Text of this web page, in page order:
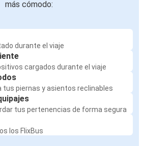
más cómodo:
durante el viaje
cargados durante el viaje
tus piernas y asientos reclinables
tus pertenencias de forma segura
los FlixBus